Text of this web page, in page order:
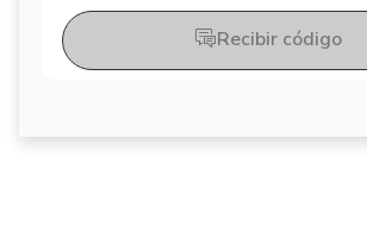
Recibir código